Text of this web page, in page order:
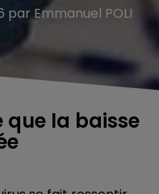
par Emmanuel POLI
que la baisse